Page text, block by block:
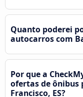
Quanto poderei
autocarros com
Por que a
ofertas de ônibus
Francisco, ES?